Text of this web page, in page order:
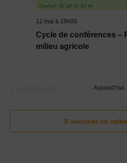
Cycle de conférences –
milieu agricole
12 mai à 18h00
Aujourd’hui
S’abonner au